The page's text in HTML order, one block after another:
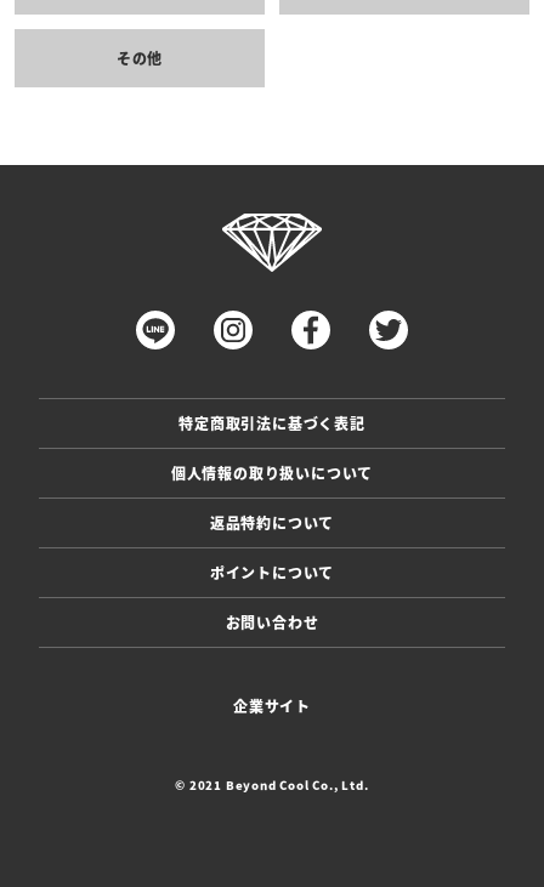
その他
特定商取引法に基づく表記
個人情報の取り扱いについて
返品特約について
ポイントについて
お問い合わせ
企業サイト
© 2021 Beyond Cool Co., Ltd.